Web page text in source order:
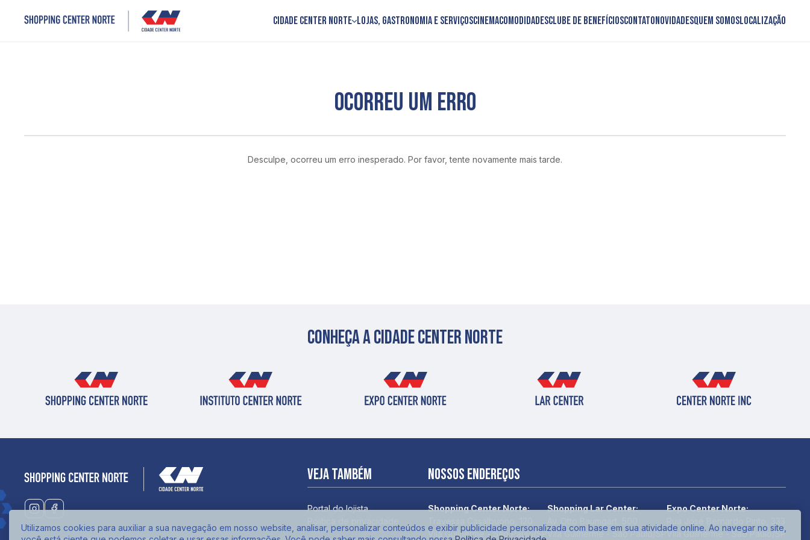
Cidade Center Norte Lojas, Gastronomia e ServiçosCinemaComodidadesClube de BenefíciosContatoNovidadesQuem somosLocalização
OCORREU UM ERRO
Desculpe, ocorreu um erro inesperado. Por favor, tente novamente mais tarde.
Conheça a cidade center norte
Veja também
Portal do lojista
Nossos endereços
Shopping Center Norte:
Vila Guilherme - São Paulo/SP
Shopping Lar Center:
Vila Guilherme - São Paulo/SP
Expo Center Norte:
Vila Guilherme - São Paulo/SP
Utilizamos cookies para auxiliar a sua navegação em nosso website, analisar, personalizar conteúdos e exibir publicidade personalizada com base em sua atividade online. Ao navegar no site,